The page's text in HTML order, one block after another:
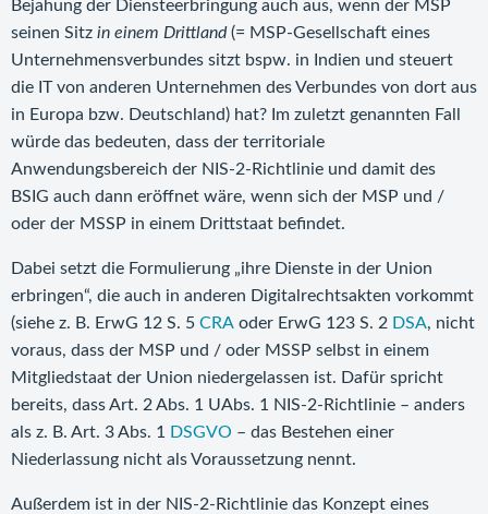
Bejahung der Diensteerbringung auch aus, wenn der MSP
seinen Sitz in einem Drittland(= MSP-Gesellschaft eines
Unternehmensverbundes sitzt bspw. in Indien und steuert
die IT von anderen Unternehmen des Verbundes von dort aus
in Europa bzw. Deutschland) hat? Im zuletzt genannten Fall
würde das bedeuten, dass der territoriale
Anwendungsbereich der NIS-2-Richtlinie und damit des
BSIG auch dann eröffnet wäre, wenn sich der MSP und /
oder der MSSP in einem Drittstaat befindet.
Dabei setzt die Formulierung „ihre Dienste in der Union
erbringen“, die auch in anderen Digitalrechtsakten vorkommt
(siehe z. B. ErwG 12 S. 5 CRA oder ErwG 123 S. 2 DSA, nicht
voraus, dass der MSP und / oder MSSP selbst in einem
Mitgliedstaat der Union niedergelassen ist. Dafür spricht
bereits, dass Art. 2 Abs. 1 UAbs. 1 NIS-2-Richtlinie – anders
als z. B. Art. 3 Abs. 1
DSGVO – das Bestehen einer
Niederlassung nicht als Voraussetzung nennt.
Außerdem ist in der NIS-2-Richtlinie das Konzept eines